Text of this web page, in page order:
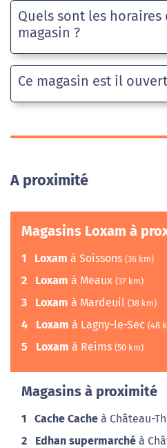
Quels sont les horaires
magasin ?
Ce magasin est il
A proximité
Magasins Loxam à
1 Loxam à Soissons (36 km)
2 Loxam à Meaux (37 km)
3 Loxam à Mardeuil (38 km)
4 Loxam à Lagny-le-Sec (48
5 Loxam à Reims (50 km)
Magasins à proximité
1 Cache Cache à Château-
2 Edhan supermarché à